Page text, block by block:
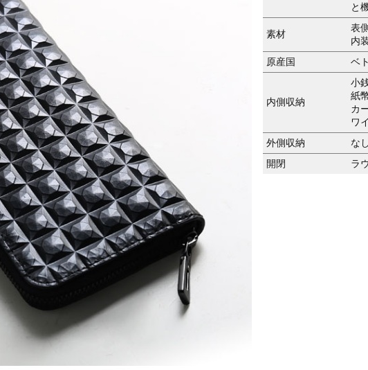
と
素材
表
内
原産国
ベ
内側収納
小
紙
カ
ワ
外側収納
なし
開閉
ラ